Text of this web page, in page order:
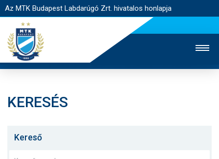
Az MTK Budapest Labdarúgó Zrt. hivatalos honlapja
JEGYÉRTÉKESÍTÉS
KERESÉS
Kereső